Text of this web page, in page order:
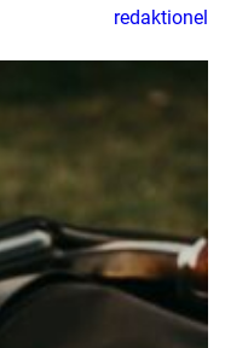
redaktionel